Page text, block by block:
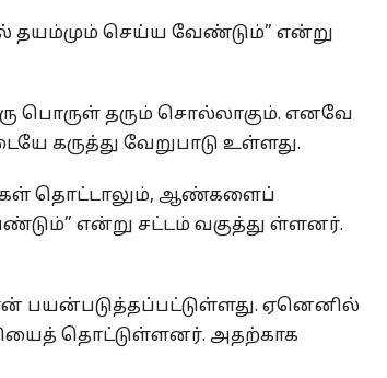
தயம்மும் செய்ய வேண்டும்” என்று
பொருள் தரும் சொல்லாகும். எனவே
கருத்து வேறுபாடு உள்ளது.
தொட்டாலும், ஆண்களைப்
என்று சட்டம் வகுத்து ள்ளனர்.
பயன்படுத்தப்பட்டுள்ளது. ஏனெனில்
தொட்டுள்ளனர். அதற்காக